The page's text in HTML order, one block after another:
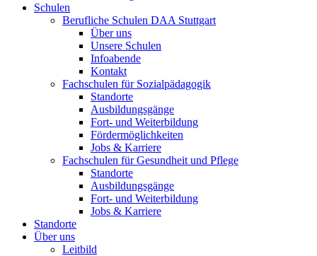
Schulen
Berufliche Schulen DAA Stuttgart
Über uns
Unsere Schulen
Infoabende
Kontakt
Fachschulen für Sozialpädagogik
Standorte
Ausbildungsgänge
Fort- und Weiterbildung
Fördermöglichkeiten
Jobs & Karriere
Fachschulen für Gesundheit und Pflege
Standorte
Ausbildungsgänge
Fort- und Weiterbildung
Jobs & Karriere
Standorte
Über uns
Leitbild